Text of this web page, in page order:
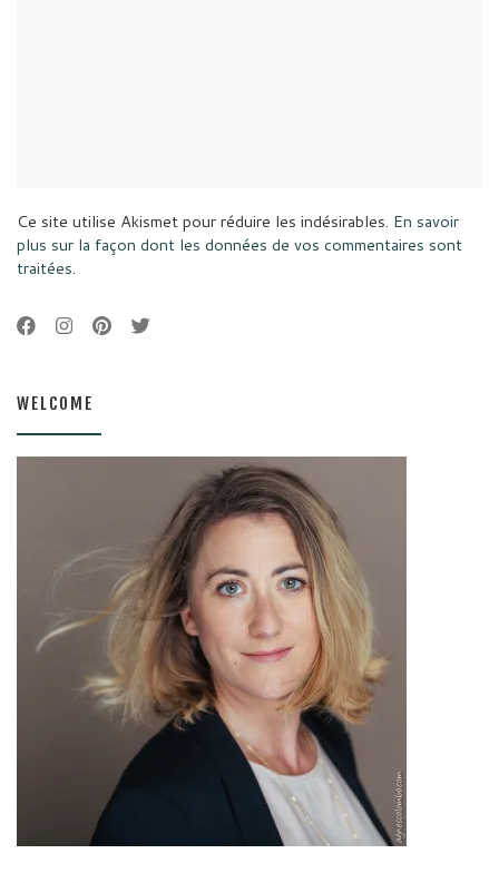
Ce site utilise Akismet pour réduire les indésirables. En savoir
plus sur la façon dont les données de vos commentaires sont
traitées.
WELCOME